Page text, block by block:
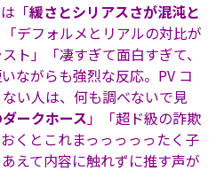
「緩さとシリアスさが混沌と
デフォルメとリアルの対比が
ト」「凄すぎて面白すぎて、
ながらも強烈な反応。PV コ
い人は、何も調べないで見
ークホース」「超ド級の詐欺
くとこれまっっっっったく子
えて内容に触れずに推す声が